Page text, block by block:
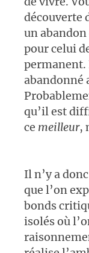
découverte
un abandon
pour celui
permanent.
abandonné
qu’il est
ce meilleur,
Il n’y a
que l’on
bonds
isolés où